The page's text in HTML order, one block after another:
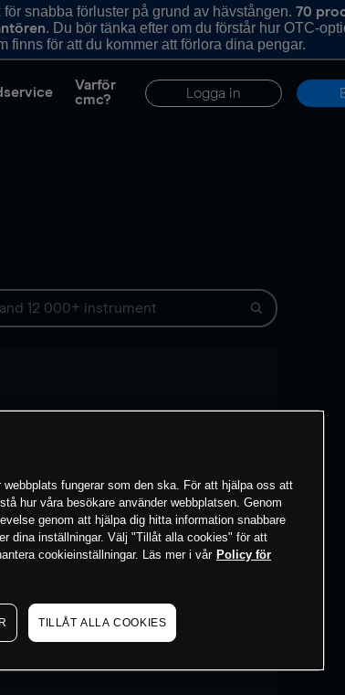
snabba förluster på grund av hävstången. 70
. Du bör tänka efter om du förstår hur OTC-
finns för att du kommer att förlora dina pengar.
Varför
cmc?
Logga in
fungerar som den ska. För att hjälpa oss att
hur våra besökare använder webbplatsen. Genom
genom att hjälpa dig hitta information snabbare
dina inställningar. Välj "Tillåt alla cookies" för att
cookieinställningar. Läs mer i vår Policy för
TILLÅT ALLA COOKIES